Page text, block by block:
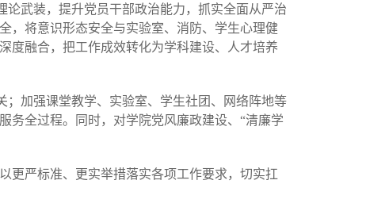
武装，提升党员干部政治能力，抓实全面从严治
，将意识形态安全与实验室、消防、学生心理健
度融合，把工作成效转化为学科建设、人才培养
加强课堂教学、实验室、学生社团、网络阵地等
务全过程。同时，对学院党风廉政建设、 “清廉学
以更严标准、更实举措落实各项工作要求，切实扛